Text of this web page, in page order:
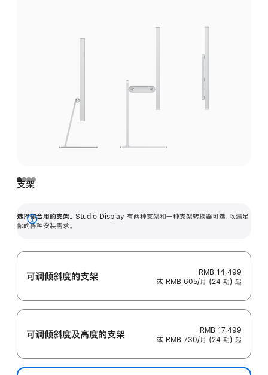
支架
选择你合用的支架。 Studio Display 有两种支架和一种支架转换器可选，以满足
你的各种安装需求。
展
可调倾斜度的支架
RMB 14,499
或 RMB 605/月 (24 期) 起
可调倾斜度及高‍度的支‍架
RMB 17,499
或 RMB 730/月 (24 期) 起